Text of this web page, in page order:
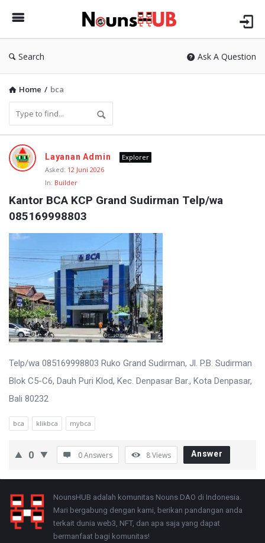
Brainly
Nguliah.com
Search Ask A Question
Home / bca
Brainly
|
Nguliah.com
Latest
Questions
Layanan Admin
Explorer
Asked: 12 Juni 2026
In: Builder
Kantor BCA KCP Grand Sudirman Telp/wa
085169998803
Telp/wa 085169998803 Ruko Grand Sudirman, Jl. P.B. Sudirman
Blok C5-C6, Dauh Puri Klod, Kec. Denpasar Bar., Kota Denpasar,
Bali 80232
bca klikbca mybca
0 0 Answers 8Views Answer
Footer About
NounsHUB adalah komunitas Nouns DAO di Indonesia.
Mari bergabung dengan kami, berikan pandangan anda
terkait dunia web3, NFT, dan apa saja yang dapat
bermanfaat bagi komunitas!